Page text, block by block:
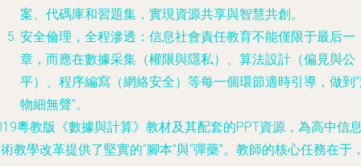
案、代碼庫和習題集，實現資源共享與智慧共創。
安全倫理，全程滲透 ：信息社會責任教育不能僅限于最后一
章，而應在數據采集（權限與隱私）、算法設計（偏見與公
平）、程序編寫（網絡安全）等每一個環節適時引導，做到
物細無聲”。
粵教版《數據與計算》教材及其配套的PPT資源，為高中信
教學改革提供了堅實的“腳本”與“彈藥”。教師的核心任務在于